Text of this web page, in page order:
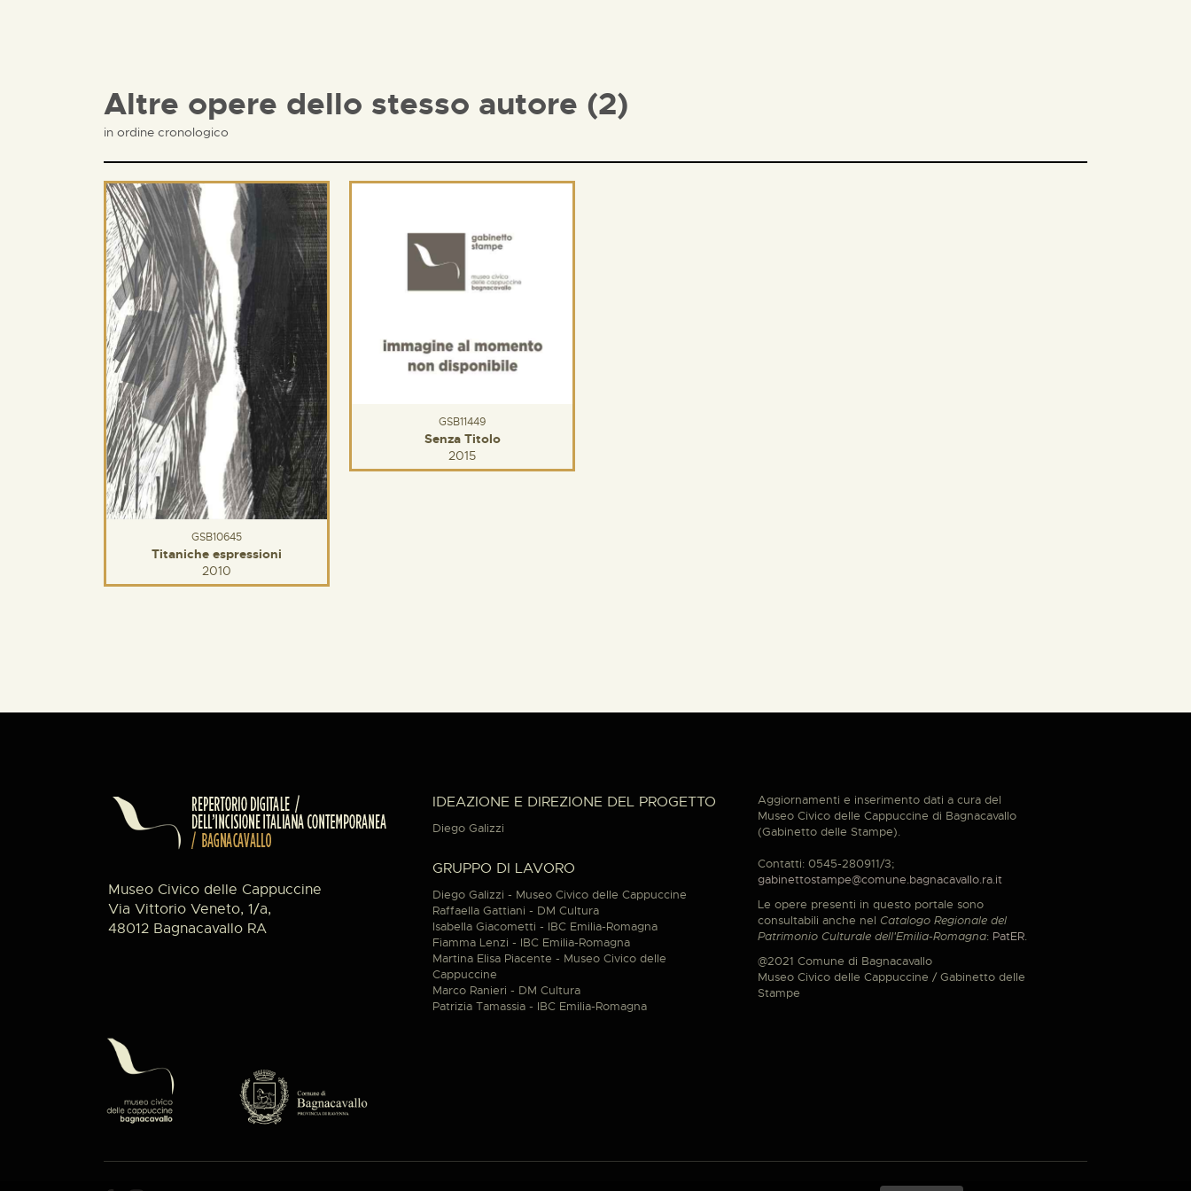
Altre opere dello stesso autore (2)
in ordine cronologico
GSB10645
Titaniche espressioni
2010
GSB11449
Senza Titolo
2015
Museo Civico delle Cappuccine
Via Vittorio Veneto, 1/a,
48012 Bagnacavallo RA
IDEAZIONE E DIREZIONE DEL PROGETTO
Diego Galizzi
GRUPPO DI LAVORO
Diego Galizzi - Museo Civico delle Cappuccine
Raffaella Gattiani - DM Cultura
Isabella Giacometti - IBC Emilia-Romagna
Fiamma Lenzi - IBC Emilia-Romagna
Martina Elisa Piacente - Museo Civico delle
Cappuccine
Marco Ranieri - DM Cultura
Patrizia Tamassia - IBC Emilia-Romagna
Aggiornamenti e inserimento dati a cura del
Museo Civico delle Cappuccine di Bagnacavallo
(Gabinetto delle Stampe).
Contatti: 0545-280911/3;
gabinettostampe@comune.bagnacavallo.ra.it
Le opere presenti in questo portale sono
consultabili anche nel Catalogo Regionale del
Patrimonio Culturale dell'Emilia-Romagna: PatER.
@2021 Comune di Bagnacavallo
Museo Civico delle Cappuccine / Gabinetto delle
Stampe